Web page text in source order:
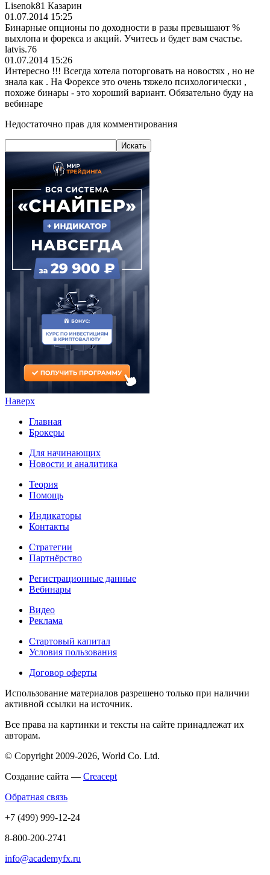
Lisenok81 Казарин
01.07.2014 15:25
Бинарные опционы по доходности в разы превышают %
выхлопа и форекса и акций. Учитесь и будет вам счастье.
latvis.76
01.07.2014 15:26
Интересно !!! Всегда хотела поторговать на новостях , но не
знала как . На Форексе это очень тяжело психологически ,
похоже бинары - это хороший вариант. Обязательно буду на
вебинаре
Недостаточно прав для комментирования
Наверх
Главная
Брокеры
Для начинающих
Новости и аналитика
Теория
Помощь
Индикаторы
Контакты
Стратегии
Партнёрство
Регистрационные данные
Вебинары
Видео
Реклама
Стартовый капитал
Условия пользования
Договор оферты
Использование материалов разрешено только при наличии
активной ссылки на источник.
Все права на картинки и тексты на сайте принадлежат их
авторам.
© Copyright 2009-2026, World Co. Ltd.
Создание сайта — Creacept
Обратная связь
+7 (499) 999-12-24
8-800-200-2741
info@academyfx.ru